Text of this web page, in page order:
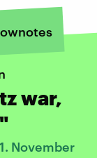
war,
November